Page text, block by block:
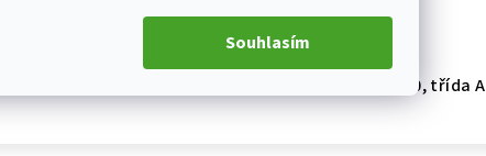
Souhlasím
dle nařízení (EU) 2016/425, norma EN 17092-4:2020, třída A